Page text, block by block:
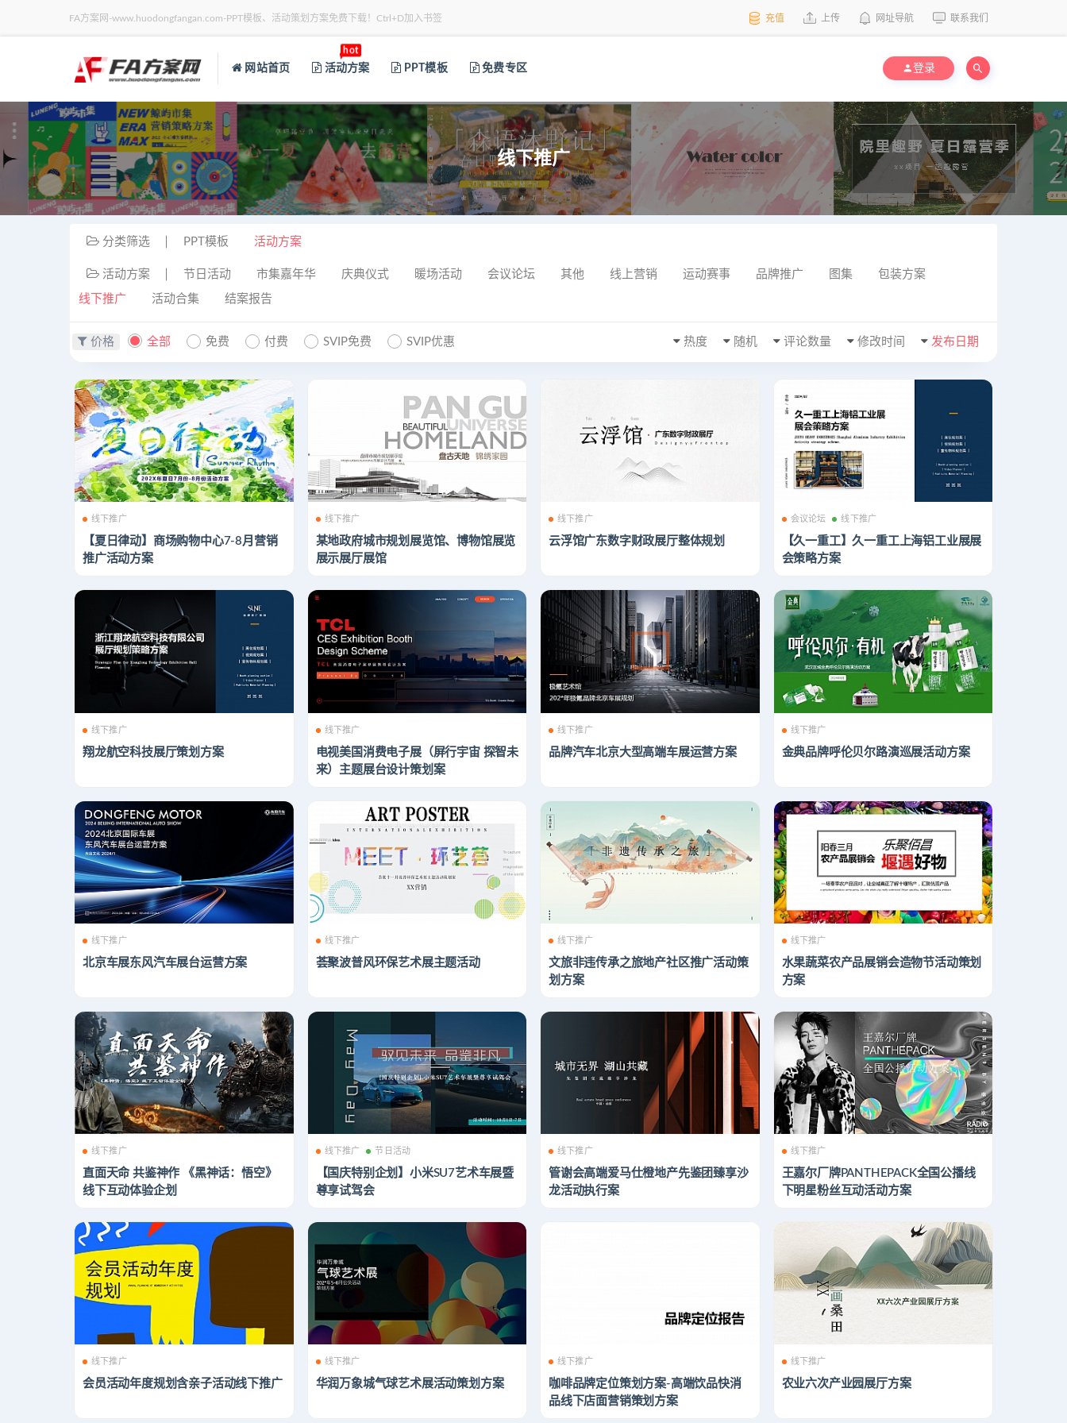
FA方案网-www.huodongfangan.com-PPT模板、活动策划方案免费下载！Ctrl+D加入书签 充值 上传 网址导航 联系我们
网站首页 活动方案
hot
PPT模板 免费专区 登录
线下推广
分类筛选 PPT模板 活动方案
活动方案 节日活动 市集嘉年华 庆典仪式 暖场活动 会议论坛 其他 线上营销 运动赛事 品牌推广 图集 包装方案
线下推广 活动合集 结案报告
价格 全部 免费 付费 SVIP免费 SVIP优惠 发布日期
修改时间
评论数量
随机
热度
线下推广
【夏日律动】商场购物中心7-8月营销
推广活动方案
线下推广
某地政府城市规划展览馆、博物馆展览
展示展厅展馆
线下推广
云浮馆广东数字财政展厅整体规划
会议论坛 线下推广
【久一重工】久一重工上海铝工业展展
会策略方案
线下推广
翔龙航空科技展厅策划方案
线下推广
电视美国消费电子展（屏行宇宙 探智未
来）主题展台设计策划案
线下推广
品牌汽车北京大型高端车展运营方案
线下推广
金典品牌呼伦贝尔路演巡展活动方案
线下推广
北京车展东风汽车展台运营方案
线下推广
荟聚波普风环保艺术展主题活动
线下推广
文旅非违传承之旅地产社区推广活动策
划方案
线下推广
水果蔬菜农产品展销会造物节活动策划
方案
线下推广
直面天命 共鉴神作 《黑神话：悟空》
线下互动体验企划
线下推广 节日活动
【国庆特别企划】小米SU7艺术车展暨
尊享试驾会
线下推广
管谢会高端爱马仕橙地产先鉴团臻享沙
龙活动执行案
线下推广
王嘉尔厂牌PANTHEPACK全国公播线
下明星粉丝互动活动方案
线下推广
会员活动年度规划含亲子活动线下推广
线下推广
华润万象城气球艺术展活动策划方案
线下推广
咖啡品牌定位策划方案-高端饮品快消
品线下店面营销策划方案
线下推广
农业六次产业园展厅方案